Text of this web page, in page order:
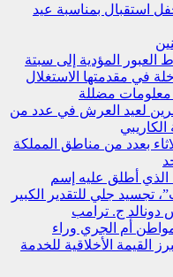
استقبال بمناسبة عيد
العبور المؤدية إلى سبتة
في مقدمتها الاستغلال
معلومات مضللة
لعيد العرش في عدد من
بعدد من مناطق المملكة
الذي أطلق عليه إسم
تجسيد جلي للتقدير الكبير
دونالد ج. ترامب
أم الجري وراء
القيمة الأخلاقية للخدمة